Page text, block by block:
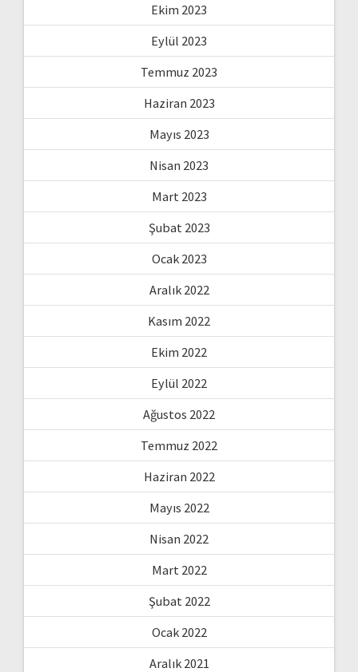
Ekim 2023
Eylül 2023
Temmuz 2023
Haziran 2023
Mayıs 2023
Nisan 2023
Mart 2023
Şubat 2023
Ocak 2023
Aralık 2022
Kasım 2022
Ekim 2022
Eylül 2022
Ağustos 2022
Temmuz 2022
Haziran 2022
Mayıs 2022
Nisan 2022
Mart 2022
Şubat 2022
Ocak 2022
Aralık 2021